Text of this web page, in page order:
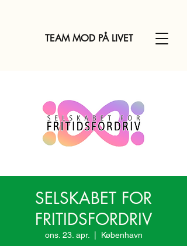
TEAM MOD PÅ LIVET
SELSKABET FOR
FRITIDSFORDRIV
ons. 23. apr. København